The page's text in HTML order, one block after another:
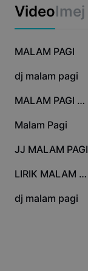
Templat
Pemasaran
Templat
Templat recap
Pusat Amanah
Pusat Bantuan
Perihal
Dreamina
VideoImej
369.6K
MALAM PAGI
25.9K
dj malam pagi
4.3K MALAM PAGI SLOWMO
845
Malam Pagi
413
JJ MALAM PAGI
295 LIRIK MALAM PAGI
195
dj malam pagi